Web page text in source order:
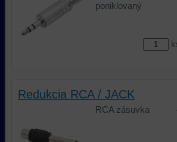
poniklovaný
Redukcia RCA / JACK
RCA zásuvka -